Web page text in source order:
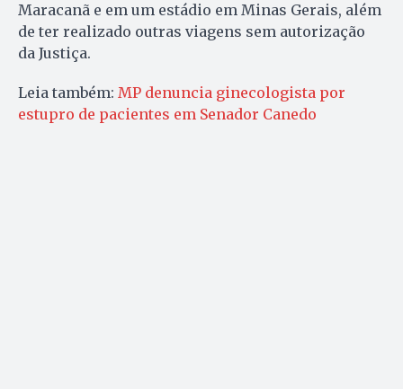
Maracanã e em um estádio em Minas Gerais, além
de ter realizado outras viagens sem autorização
da Justiça.
Leia também: MP denuncia ginecologista por
estupro de pacientes em Senador Canedo